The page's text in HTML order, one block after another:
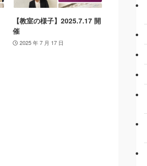
【教室の様子】2025.7.17 開
催
2025 年 7 月 17 日